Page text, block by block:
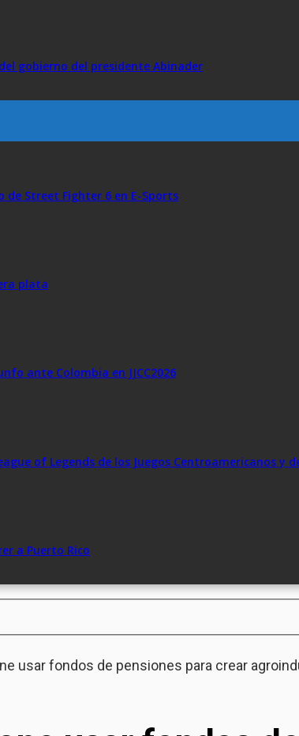
gobierno del presidente Abinader
de Street Fighter 6 en E-Sports
plata
ante Colombia en JJCC2026
of Legends de los Juegos Centroamericanos y
a Puerto Rico
usar fondos de pensiones para crear